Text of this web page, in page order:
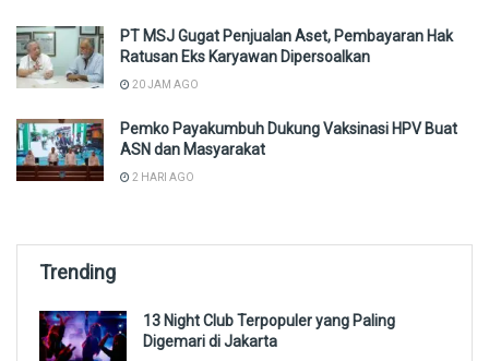
PT MSJ Gugat Penjualan Aset, Pembayaran Hak
Ratusan Eks Karyawan Dipersoalkan
20 JAM AGO
Pemko Payakumbuh Dukung Vaksinasi HPV Buat
ASN dan Masyarakat
2 HARI AGO
Trending
13 Night Club Terpopuler yang Paling
Digemari di Jakarta